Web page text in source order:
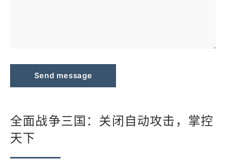
Send message
全面战争三国：关闭自动攻击，掌控
天下